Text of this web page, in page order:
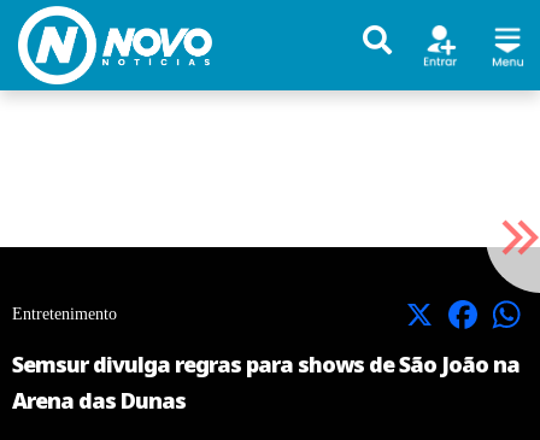
Entretenimento X Facebook
Semsur divulga regras para shows de São João na
Arena das Dunas